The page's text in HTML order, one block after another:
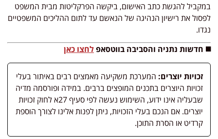
במקביל להגשת כתב האישום, ביקשה הפרקליטות מבית המשפט
לפסול את רישיון הנהיגה של הנאשם עד לתום ההליכים המשפטיים
נגדו.
◼️ חדשות נתניה והסביבה בווטסאפלחצו כאן
זכויות יוצרים: המערכת משקיעה מאמצים רבים באיתור בעלי
זכויות היוצרים בתכנים המופצים ברבים. במידה ופורסמה מדיה
שבעליה אינו ידוע, השימוש נעשה לפי סעיף 27א לחוק זכויות
יוצרים. אם הנכם בעלי הזכויות, ניתן לפנות אלינו לצורך הוספת
קרדיט או הסרת התוכן.